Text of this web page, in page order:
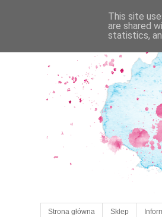
Strona główna Sklep
This site
are shared
statistics,